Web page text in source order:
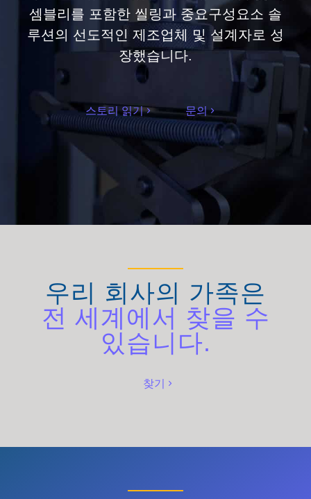
셈블리를 포함한 씰링과 중요구성요소 솔
루션의 선도적인 제조업체 및 설계자로 성
장했습니다.
스토리 읽기 문의
우리 회사의 가족은
전 세계에서 찾을 수
있습니다.
찾기